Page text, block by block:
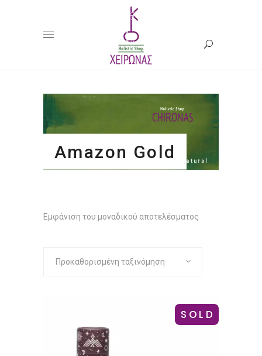
Amazon Gold
Εμφάνιση του μοναδικού αποτελέσματος
Προκαθορισμένη ταξινόμηση
SOLD